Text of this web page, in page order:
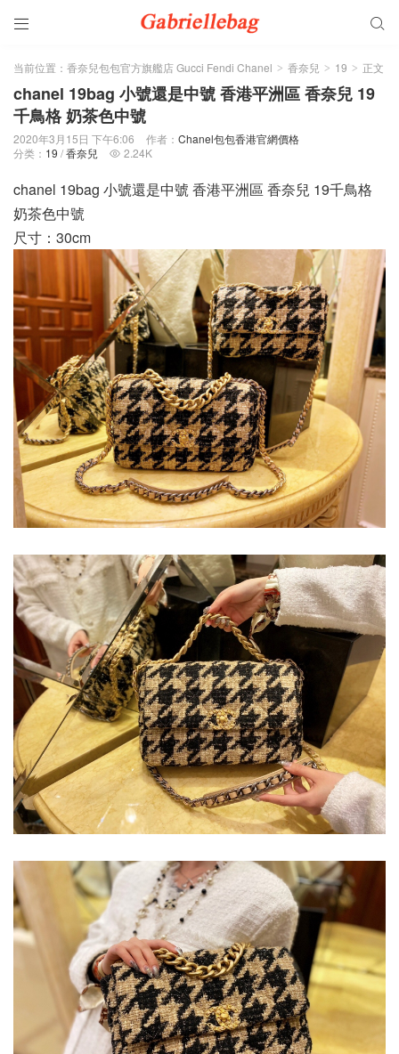
 
当前位置： 香奈兒包包官方旗艦店 Gucci Fendi Chanel > 香奈兒 > 19 > 正文
chanel 19bag 小號還是中號 香港平洲區 香奈兒 19
千鳥格 奶茶色中號
2020年3月15日 下午6:06 作者： Chanel包包香港官網價格
分类： 19 /香奈兒  2.24K
chanel 19bag 小號還是中號 香港平洲區 香奈兒 19千鳥格
奶茶色中號
尺寸：30cm